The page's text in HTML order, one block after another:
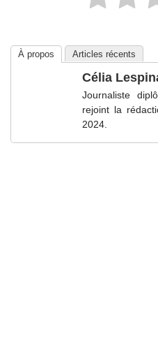
À propos Articles récents
Célia
Journaliste
rejoint la
2024.